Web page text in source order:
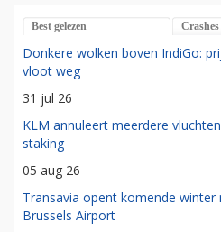
Best gelezen Crashes
Donkere wolken boven IndiGo:
vloot weg
31 jul 26
KLM annuleert meerdere
staking
05 aug 26
Transavia opent komende
Brussels Airport